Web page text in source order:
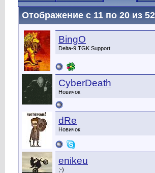
Отображение с 11 по 20 из
BingO
Delta-9 TGK Support
CyberDeath
Новичок
dRe
Новичок
enikeu
;-)